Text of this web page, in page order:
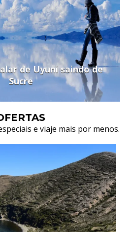
de Uyuni saindo de
Sucre
e viaje mais por menos.